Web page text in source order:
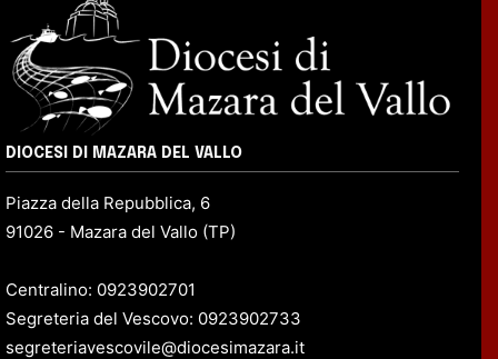
DIOCESI DI MAZARA DEL VALLO
Piazza della Repubblica, 6
91026 - Mazara del Vallo (TP)
Centralino: 0923902701
Segreteria del Vescovo: 0923902733
segreteriavescovile@diocesimazara.it